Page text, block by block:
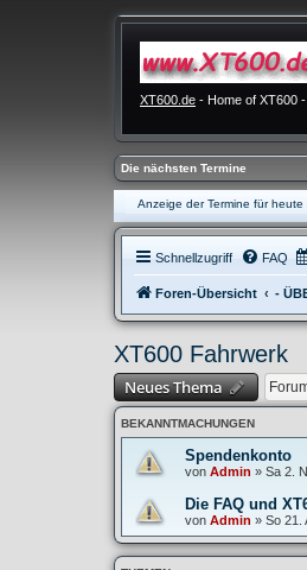
XT600.de - Home of XT600
Die nächsten Termine
Anzeige der Termine für heute
Schnellzugriff FAQ
Foren-Übersicht -
XT600 Fahrwerk
Neues Thema
BEKANNTMACHUNGEN
Spendenkonto
von Admin » Sa 2.
Die FAQ und
von Admin » So 21.